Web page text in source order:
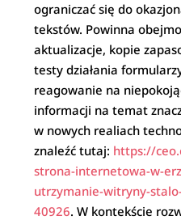
ograniczać się do
tekstów. Powinna
aktualizacje, kopie
testy działania
reagowanie na
informacji na temat
w nowych realiach
znaleźć tutaj: https://
strona-internetowa-w-
utrzymanie-witryny-
40926. W kontekście